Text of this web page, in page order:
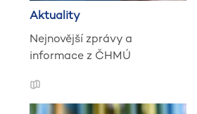
Aktuality
Nejnovější zprávy a
informace z ČHMÚ